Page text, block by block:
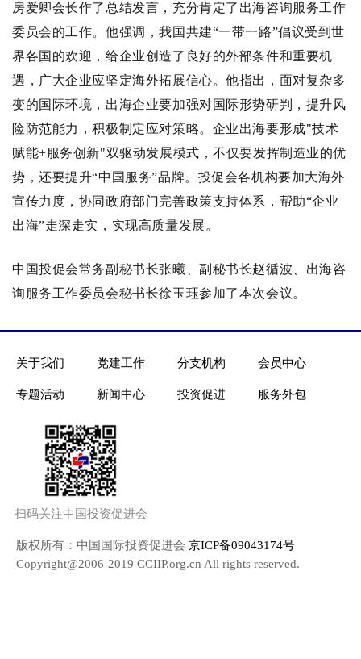
房爱卿会长作了总结发言，充分肯定了出海咨询服务工作
委员会的工作。他强调，我国共建“一带一路”倡议受到世
界各国的欢迎，给企业创造了良好的外部条件和重要机
遇，广大企业应坚定海外拓展信心。他指出，面对复杂多
变的国际环境，出海企业要加强对国际形势研判，提升风
险防范能力，积极制定应对策略。企业出海要形成"技术
赋能+服务创新"双驱动发展模式，不仅要发挥制造业的优
势，还要提升“中国服务”品牌。投促会各机构要加大海外
宣传力度，协同政府部门完善政策支持体系，帮助“企业
出海”走深走实，实现高质量发展。
中国投促会常务副秘书长张曦、副秘书长赵循波、出海咨
询服务工作委员会秘书长徐玉珏参加了本次会议。
关于我们 党建工作 分支机构 会员中心
专题活动 新闻中心 投资促进 服务外包
扫码关注中国投资促进会
版权所有：中国国际投资促进会 京ICP备09043174号
Copyright@2006-2019 CCIIP.org.cn All rights reserved.